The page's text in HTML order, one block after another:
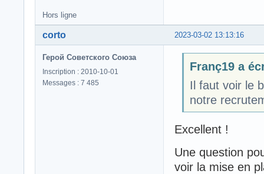
Hors ligne
2023-03-02 13:13:16
corto
Герой Советского Союза
Inscription : 2010-10-01
Messages : 7 485
Franç19 a
Il faut voir le
notre
Excellent !
Une question
voir la mise en